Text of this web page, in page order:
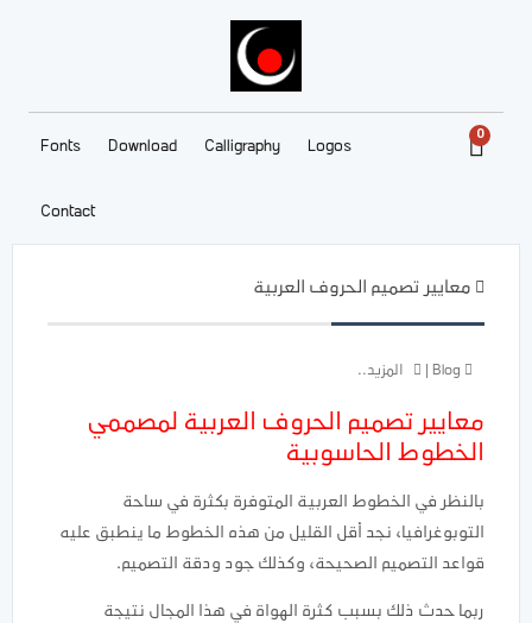
Fonts Download Calligraphy Logos
Contact
0
معايير تصميم الحروف العربية
Blog المزيد..
معايير تصميم الحروف العربية لمصممي
الخطوط الحاسوبية
بالنظر في الخطوط العربية المتوفرة بكثرة في ساحة
التوبوغرافيا، نجد أقل القليل من هذه الخطوط ما ينطبق عليه
قواعد التصميم الصحيحة، وكذلك جود ودقة التصميم.
ربما حدث ذلك بسبب كثرة الهواة في هذا المجال نتيجة